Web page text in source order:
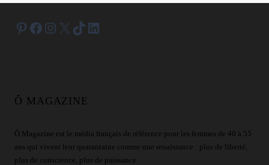
Pinterest
Facebook
Instagram
X TikTokLinkedIn
Ô MAGAZINE
Ô Magazine est le média français de référence pour les femmes de 40 à 55
ans qui vivent leur quarantaine comme une renaissance : plus de liberté,
plus de conscience, plus de puissance.